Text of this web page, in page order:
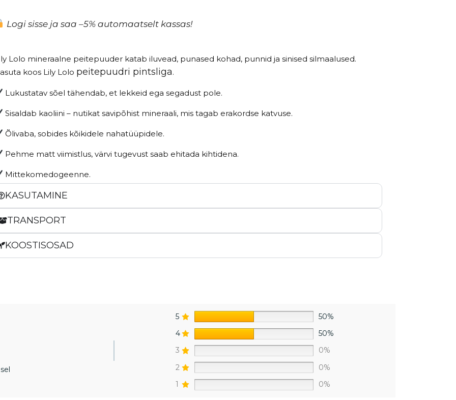
Logi sisse ja saa –5% automaatselt kassas!
Lolo mineraalne peitepuuder katab iluvead, punased kohad, punnid ja sinised silmaalused.
koos Lily Lolo peitepuudri pintsliga.
Lukustatav sõel tähendab, et lekkeid ega segadust pole.
Sisaldab kaoliini – nutikat savipõhist mineraali, mis tagab erakordse katvuse.
Õlivaba, sobides kõikidele nahatüüpidele.
Pehme matt viimistlus, värvi tugevust saab ehitada kihtidena.
Mittekomedogeenne.
KASUTAMINE
TRANSPORT
KOOSTISOSAD
5
50%
4
50%
3
0%
2
0%
1
0%